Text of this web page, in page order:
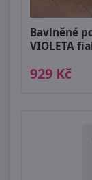
Bavlněné
VIOLETA
929 Kč